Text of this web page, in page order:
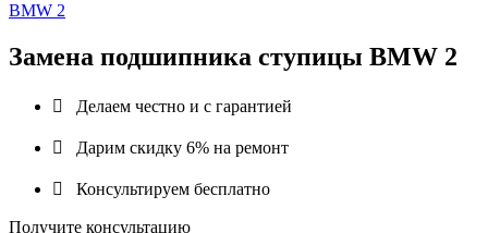
BMW 2
Замена подшипника ступицы BMW 2
 Делаем честно и с гарантией
 Дарим скидку 6% на ремонт
 Консультируем бесплатно
Получите консультацию